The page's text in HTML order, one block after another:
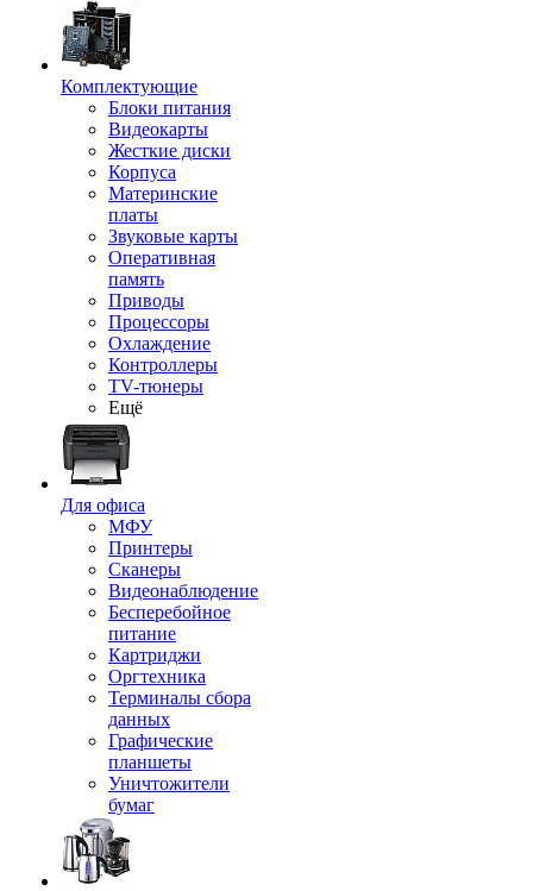
Комплектующие
Блоки питания
Видеокарты
Жесткие диски
Корпуса
Материнские
платы
Звуковые карты
Оперативная
память
Приводы
Процессоры
Охлаждение
Контроллеры
TV-тюнеры
Ещё
Для офиса
МФУ
Принтеры
Сканеры
Видеонаблюдение
Бесперебойное
питание
Картриджи
Оргтехника
Терминалы сбора
данных
Графические
планшеты
Уничтожители
бумаг